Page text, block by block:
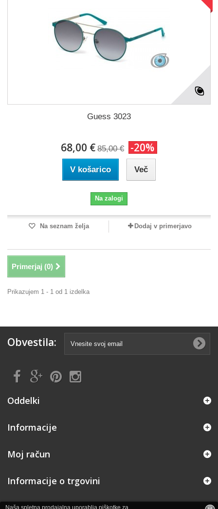
Naša spletna prodajalna uporablja piškotke za
Guess 3023
68,00 € 85,00 € -20%
V košarico Več
Na zalogi
Na seznam želja Dodaj v primerjavo
Primerjaj (0)
Prikazujem 1 - 1 od 1 izdelka
Obvestila:
Oddelki
Informacije
Moj račun
Informacije o trgovini